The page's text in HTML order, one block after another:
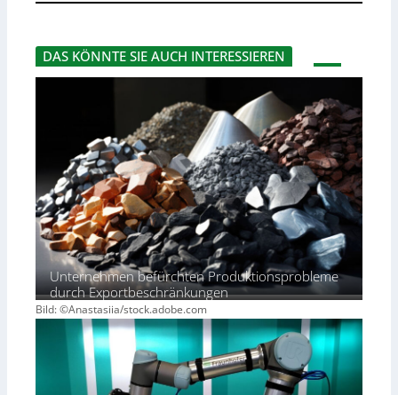
DAS KÖNNTE SIE AUCH INTERESSIEREN
Unternehmen befürchten Produktionsprobleme
durch Exportbeschränkungen
Bild: ©Anastasiia/stock.adobe.com